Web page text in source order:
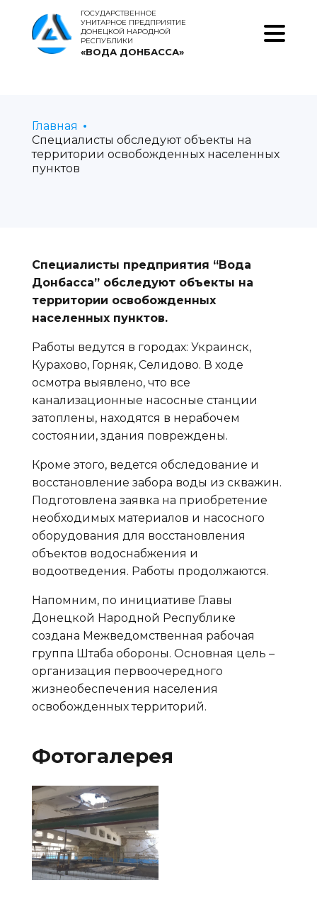
ГОСУДАРСТВЕННОЕ
УНИТАРНОЕ ПРЕДПРИЯТИЕ
ДОНЕЦКОЙ НАРОДНОЙ
РЕСПУБЛИКИ
«ВОДА ДОНБАССА»
Главная
Специалисты обследуют объекты на
территории освобожденных населенных
пунктов
Специалисты предприятия “Вода
Донбасса” обследуют объекты на
территории освобожденных
населенных пунктов.
Работы ведутся в городах: Украинск,
Курахово, Горняк, Селидово. В ходе
осмотра выявлено, что все
канализационные насосные станции
затоплены, находятся в нерабочем
состоянии, здания повреждены.
Кроме этого, ведется обследование и
восстановление забора воды из скважин.
Подготовлена заявка на приобретение
необходимых материалов и насосного
оборудования для восстановления
объектов водоснабжения и
водоотведения. Работы продолжаются.
Напомним, по инициативе Главы
Донецкой Народной Республике
создана Межведомственная рабочая
группа Штаба обороны. Основная цель –
организация первоочередного
жизнеобеспечения населения
освобожденных территорий.
Фотогалерея